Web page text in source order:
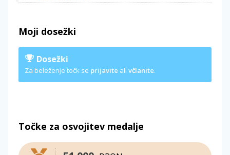
Moji dosežki
Dosežki
Za beleženje točk se prijavite ali včlanite.
Točke za osvojitev medalje